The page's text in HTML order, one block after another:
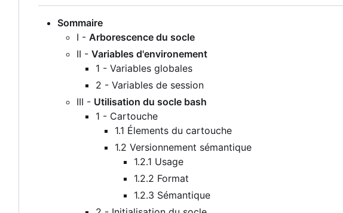
Sommaire
I - Arborescence du socle
II - Variables d'environement
1 - Variables globales
2 - Variables de session
III - Utilisation du socle bash
1 - Cartouche
1.1 Élements du cartouche
1.2 Versionnement sémantique
1.2.1 Usage
1.2.2 Format
1.2.3 Sémantique